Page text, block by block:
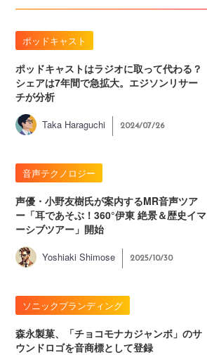
ポッドキャスト
ポッドキャストはラジオに取って代わる？
シェアは7年間で急拡大。エジソンリサー
チが分析
Taka Haraguchi 2024/07/26
音声テクノロジー
声優・小野友樹氏が案内するMR音声ツア
ー「耳であそぶ！360°伊東 絶景＆歴史イマ
ーシブツアー」開始
Yoshiaki Shimose 2025/10/30
ソニックブランディング
森永製菓、「チョコモナカジャンボ」のサ
ウンドロゴを音商標として登録